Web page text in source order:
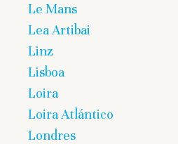
Le Mans
Lea Artibai
Linz
Lisboa
Loira
Loira Atlántico
Londres